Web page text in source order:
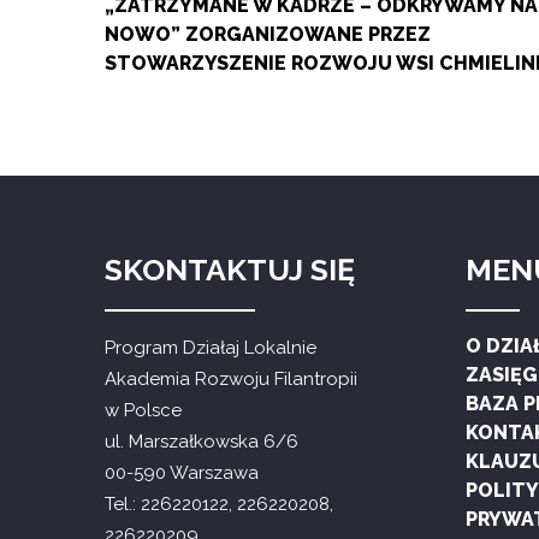
„ZATRZYMANE W KADRZE – ODKRYWAMY NA
NOWO” ZORGANIZOWANE PRZEZ
STOWARZYSZENIE ROZWOJU WSI
SKONTAKTUJ SIĘ
Program Działaj Lokalnie
Akademia Rozwoju Filantropii
w Polsce
ul. Marszałkowska 6/6
00-590 Warszawa
Tel.: 226220122, 226220208,
O
BAZA